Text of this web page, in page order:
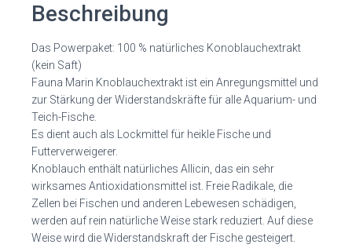
Beschreibung
Das Powerpaket: 100 % natürliches Konoblauchextrakt
(kein Saft)
Fauna Marin Knoblauchextrakt ist ein Anregungsmittel und
zur Stärkung der Widerstandskräfte für alle Aquarium- und
Teich-Fische.
Es dient auch als Lockmittel für heikle Fische und
Futterverweigerer.
Knoblauch enthält natürliches Allicin, das ein sehr
wirksames Antioxidationsmittel ist. Freie Radikale, die
Zellen bei Fischen und anderen Lebewesen schädigen,
werden auf rein natürliche Weise stark reduziert. Auf diese
Weise wird die Widerstandskraft der Fische gesteigert.